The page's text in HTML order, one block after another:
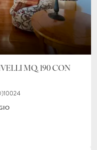
MQ. 190 CON